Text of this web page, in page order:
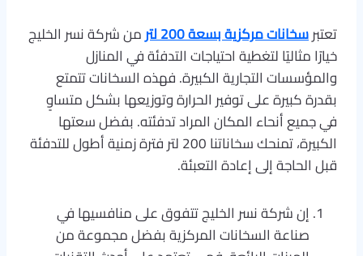
تعتبرسخانات مركزية بسعة 200 لتر
من شركة نسر الخليج
خيارًا مثاليًا لتغطية احتياجات التدفئة في المنازل
والمؤسسات التجارية الكبيرة. فهذه السخانات تتمتع
بقدرة كبيرة على توفير الحرارة وتوزيعها بشكل متساوٍ
في جميع أنحاء المكان المراد تدفئته. بفضل سعتها
الكبيرة، تمنحك سخاناتنا 200 لتر فترة زمنية أطول للتدفئة
قبل الحاجة إلى إعادة التعبئة.
إن شركة نسر الخليج تتفوق على منافسيها في
صناعة السخانات المركزية بفضل مجموعة من